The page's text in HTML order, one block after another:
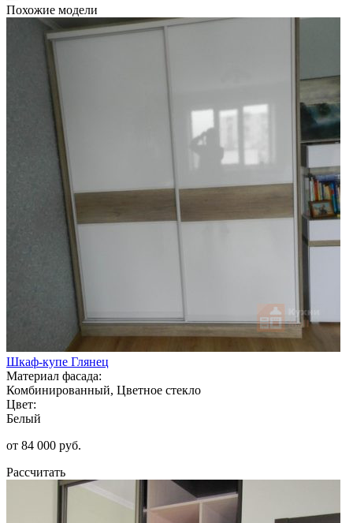
Похожие модели
Шкаф-купе Глянец
Материал фасада:
Комбинированный, Цветное стекло
Цвет:
Белый
от 84 000 руб.
Рассчитать